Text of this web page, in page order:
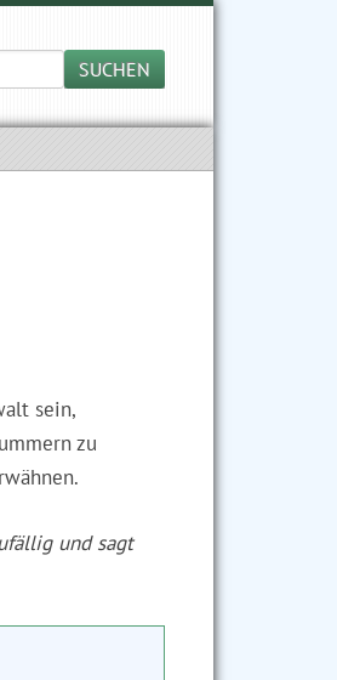
SUCHEN
sein,
zu
und sagt